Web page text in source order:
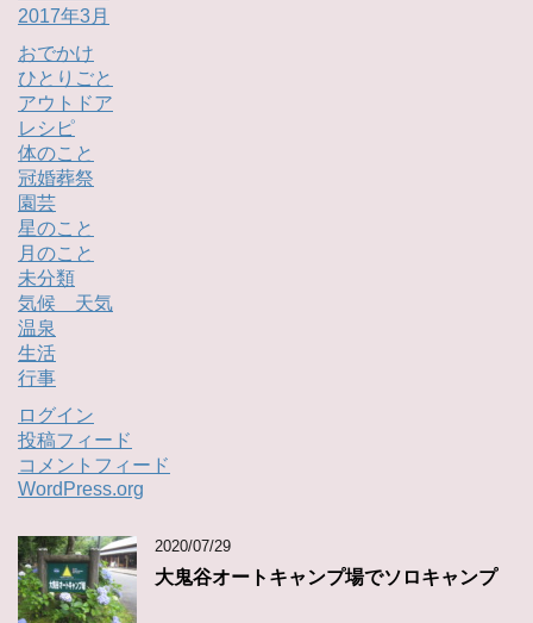
2017年3月
おでかけ
ひとりごと
アウトドア
レシピ
体のこと
冠婚葬祭
園芸
星のこと
月のこと
未分類
気候 天気
温泉
生活
行事
ログイン
投稿フィード
コメントフィード
WordPress.org
2020/07/29
大鬼谷オートキャンプ場でソロキャンプ